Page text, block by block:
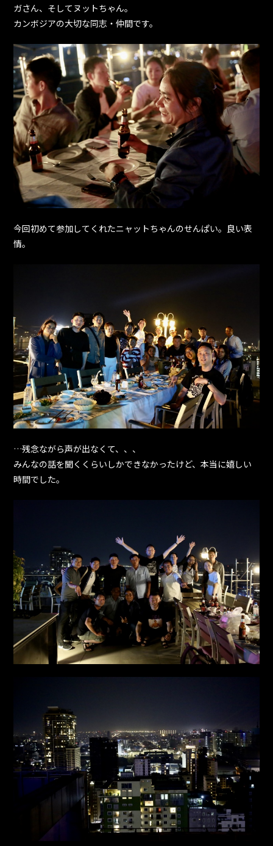
ガさん、そしてヌットちゃん。
カンボジアの大切な同志・仲間です。
今回初めて参加してくれたニャットちゃんのせんぱい。良い表
情。
…残念ながら声が出なくて、、、
みんなの話を聞くくらいしかできなかったけど、本当に嬉しい
時間でした。